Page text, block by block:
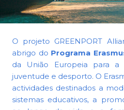
O projeto GREENPORT
abrigo do Programa
da União Europeia para a
juventude e desporto. O
actividades destinados a
sistemas educativos, a